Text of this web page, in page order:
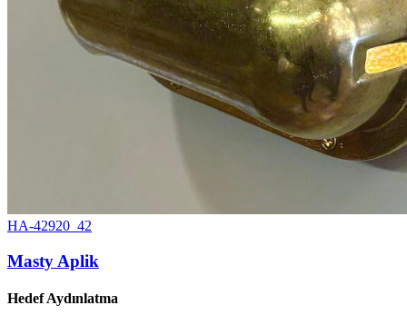
HA-42920_42
Masty Aplik
Hedef Aydınlatma